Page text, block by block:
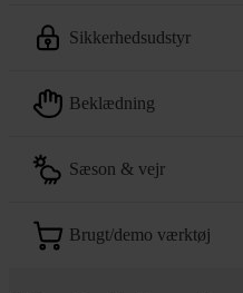
sikkerhedsudstyr
beklædning
sæson & vejr
brugt/demo værktøj